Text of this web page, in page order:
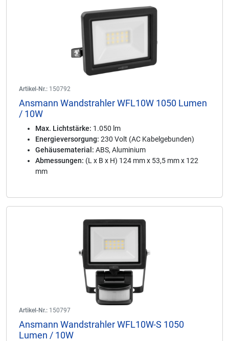
Artikel-Nr.: 150792
Ansmann Wandstrahler WFL10W 1050 Lumen
/ 10W
Max. Lichtstärke: 1.050 lm
Energieversorgung: 230 Volt (AC Kabelgebunden)
Gehäusematerial: ABS, Aluminium
Abmessungen: (L x B x H) 124 mm x 53,5 mm x 122
mm
Artikel-Nr.: 150797
Ansmann Wandstrahler WFL10W-S 1050
Lumen / 10W